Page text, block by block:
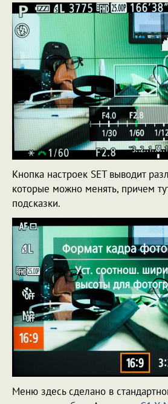
Кнопка настроек SET выводит
которые можно менять, причем
подсказки.
Меню здесь сделано в